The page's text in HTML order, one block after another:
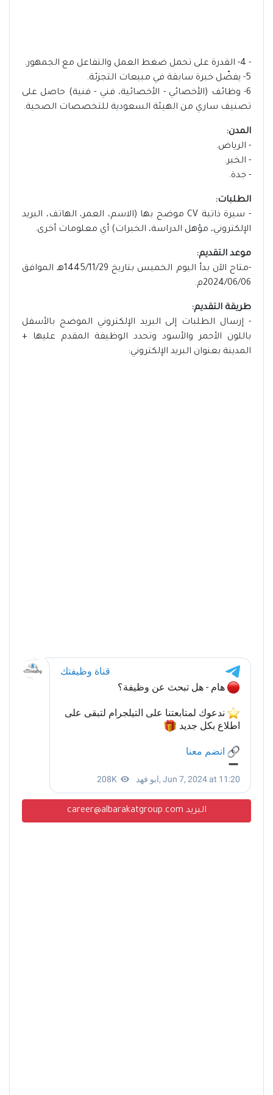
- 4- القدرة على تحمل ضغط العمل والتفاعل مع الجمهور.
5- يفضّل خبرة سابقة في مبيعات التجزئة.
6- وظائف (الأخصائي - الأخصائية، فني - فنية) حاصل على
تصنيف ساري من الهيئة السعودية للتخصصات الصحية.
المدن:
- الرياض.
- الخبر.
- جدة.
الطلبات:
- سيرة ذاتية CV موضح بها (الاسم، العمر، الهاتف، البريد
الإلكتروني، مؤهل الدراسة، الخبرات) أي معلومات أخرى.
موعد التقديم:
-متاح الآن بدأ اليوم الخميس بتاريخ 1445/11/29هـ الموافق
2024/06/06م.
طريقة التقديم:
- إرسال الطلبات إلى البريد الإلكتروني الموضح بالأسفل
باللون الأحمر والأسود وتحدد الوظيفة المقدم عليها +
المدينة بعنوان البريد الإلكتروني:
البريد career@albarakatgroup.com